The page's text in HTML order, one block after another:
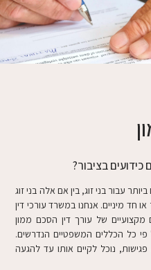
בציבור?
עבור בני זוג, בין אם אלה בני זוג
או חד מיניים. אנחנו במשרד עורכי דין
מקצועיים של עורך דין הסכם ממון
כל הכללים המשפטיים הנדרשים.
נוכל לקיים אותו עד להגעה